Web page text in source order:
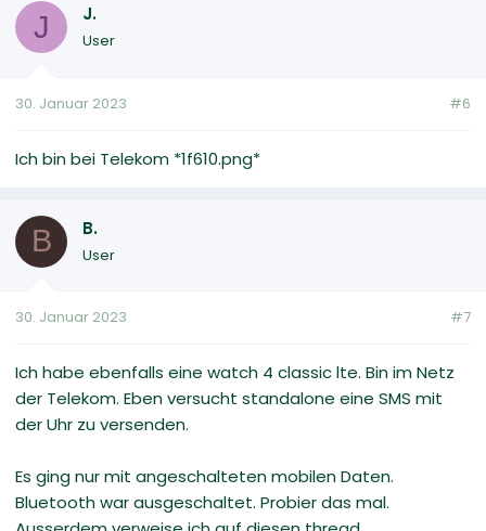
J J.
User
30. Januar 2023 #6
Ich bin bei Telekom *1f610.png*
B B.
User
30. Januar 2023 #7
Ich habe ebenfalls eine watch 4 classic lte. Bin im Netz
der Telekom. Eben versucht standalone eine SMS mit
der Uhr zu versenden.
Es ging nur mit angeschalteten mobilen Daten.
Bluetooth war ausgeschaltet. Probier das mal.